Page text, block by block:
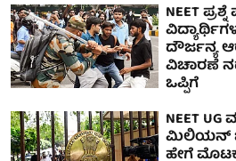
NEET
ದೌರ್ಜನ್ಯ
ವಿಚಾರಣೆ
ಒಪ್ಪಿಗೆ
NEET UG
ಮಿಲಿಯನ್
ಹೇಗೆ